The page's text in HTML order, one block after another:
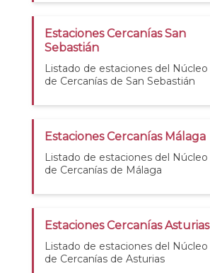
Estaciones Cercanías San
Sebastián
Listado de estaciones del Núcleo
de Cercanías de San Sebastián
Estaciones Cercanías Málaga
Listado de estaciones del Núcleo
de Cercanías de Málaga
Estaciones Cercanías Asturias
Listado de estaciones del Núcleo
de Cercanías de Asturias